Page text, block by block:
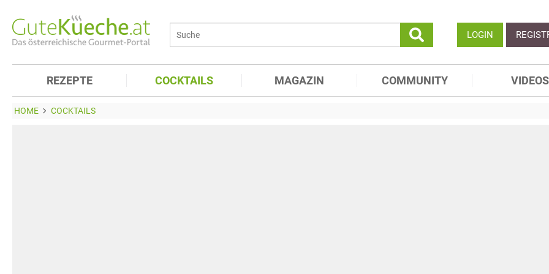
LOGIN
REZEPTE COCKTAILS MAGAZIN COMMUNITY VIDEOS
HOME COCKTAILS